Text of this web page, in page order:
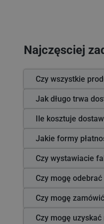
Najczęsciej
Czy wszystkie
Jak długo trwa
Ile kosztuje
Jakie formy
Czy wystawiacie
Czy mogę
Czy mogę
Czy mogę